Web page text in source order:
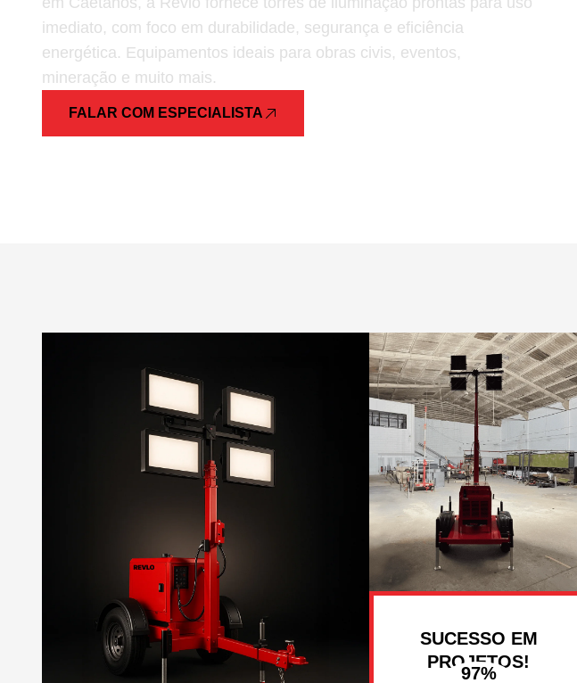
imediato, com foco em durabilidade, segurança e eficiência
energética. Equipamentos ideais para obras civis, eventos,
mineração e muito mais.
FALAR COM ESPECIALISTA
SUCESSO EM
PROJETOS!